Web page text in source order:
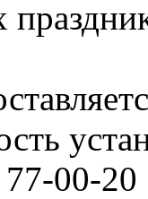
77-00-20